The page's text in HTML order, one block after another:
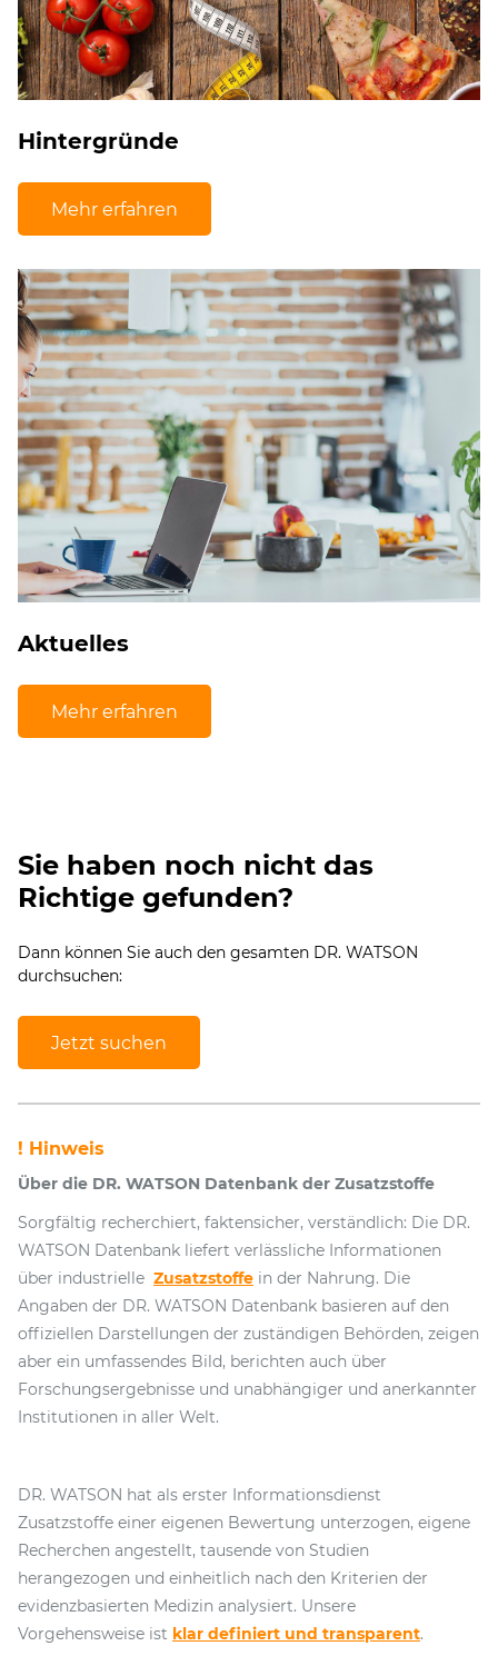
Hintergründe
Mehr erfahren
Aktuelles
Mehr erfahren
Sie haben noch nicht das
Richtige gefunden?
Dann können Sie auch den gesamten DR. WATSON
durchsuchen:
Jetzt suchen
! Hinweis
Über die DR. WATSON Datenbank der Zusatzstoffe
Sorgfältig recherchiert, faktensicher, verständlich: Die DR.
WATSON Datenbank liefert verlässliche Informationen
über industrielle Zusatzstoffe in der Nahrung. Die
Angaben der DR. WATSON Datenbank basieren auf den
offiziellen Darstellungen der zuständigen Behörden, zeigen
aber ein umfassendes Bild, berichten auch über
Forschungsergebnisse und unabhängiger und anerkannter
Institutionen in aller Welt.
DR. WATSON hat als erster Informationsdienst
Zusatzstoffe einer eigenen Bewertung unterzogen, eigene
Recherchen angestellt, tausende von Studien
herangezogen und einheitlich nach den Kriterien der
evidenzbasierten Medizin analysiert. Unsere
Vorgehensweise ist klar definiert und transparent.